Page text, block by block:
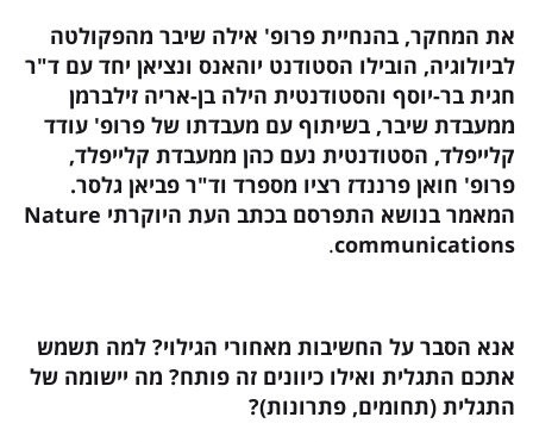
את המחקר, בהנחיית פרופ' אילה שיבר מהפקולטה
לביולוגיה, הובילו הסטודנט יוהאנס ונציאן יחד עם ד"ר
חגית בר-יוסף והסטודנטית הילה בן-אריה זילברמן
ממעבדת שיבר, בשיתוף עם מעבדתו של פרופ' עודד
קלייפלד, הסטודנטית נעם כהן ממעבדת קלייפלד,
פרופ' חואן פרננדז רציו מספרד וד"ר פביאן גלסר.
המאמר בנושא התפרסם בכתב העת היוקרתי Nature
communications
.
אנא הסבר על החשיבות מאחורי הגילוי? למה תשמש
אתכם התגלית ואילו כיוונים זה פותח? מה יישומה של
התגלית (תחומים, פתרונות)?